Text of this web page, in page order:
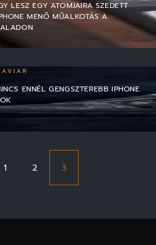
LESZ EGY ATOMJAIRA SZEDETT
MENŐ MŰALKOTÁS A
ENNÉL GENGSZTEREBB IPHONE
1 2 3